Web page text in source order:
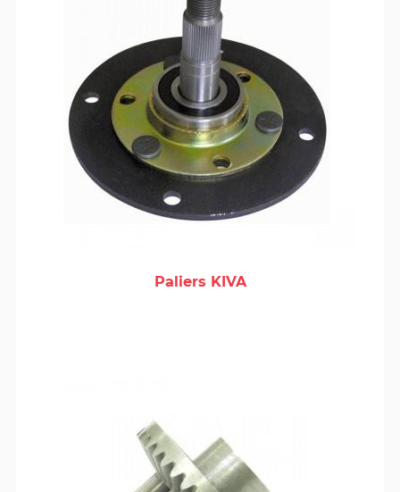
Paliers KIVA